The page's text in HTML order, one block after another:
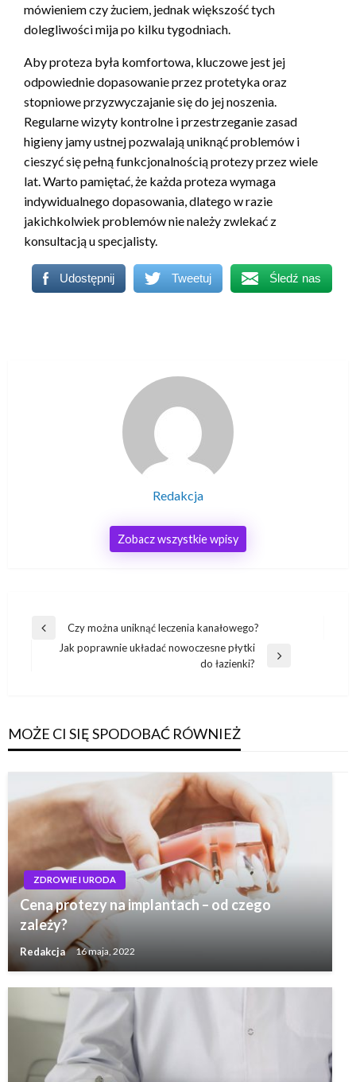
mówieniem czy żuciem, jednak większość tych
dolegliwości mija po kilku tygodniach.
Aby proteza była komfortowa, kluczowe jest jej
odpowiednie dopasowanie przez protetyka oraz
stopniowe przyzwyczajanie się do jej noszenia.
Regularne wizyty kontrolne i przestrzeganie zasad
higieny jamy ustnej pozwalają uniknąć problemów i
cieszyć się pełną funkcjonalnością protezy przez wiele
lat. Warto pamiętać, że każda proteza wymaga
indywidualnego dopasowania, dlatego w razie
jakichkolwiek problemów nie należy zwlekać z
konsultacją u specjalisty.
Udostępnij Tweetuj Śledź nas
Redakcja
Zobacz wszystkie wpisy
Nawigacja
wpisu
Poprzedni
Czy można uniknąć leczenia kanałowego?
Jak poprawnie układać nowoczesne płytki
do łazienki?
MOŻE CI SIĘ SPODOBAĆ RÓWNIEŻ
ZDROWIE I URODA
Cena protezy na implantach – od czego
zależy?
Redakcja 16 maja, 2022